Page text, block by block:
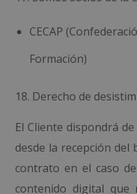
CECAP
Formación)
18. Derecho de
El Cliente dispondrá
desde la recepción del
contrato en el caso
contenido digital